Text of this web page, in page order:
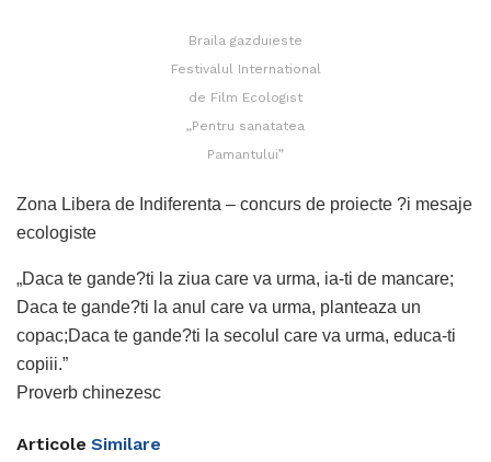
Braila gazduieste
Festivalul International
de Film Ecologist
„Pentru sanatatea
Pamantului”
Zona Libera de Indiferenta – concurs de proiecte ?i mesaje
ecologiste
„Daca te gande?ti la ziua care va urma, ia-ti de mancare;
Daca te gande?ti la anul care va urma, planteaza un
copac;Daca te gande?ti la secolul care va urma, educa-ti
copiii.”
Proverb chinezesc
Articole Similare